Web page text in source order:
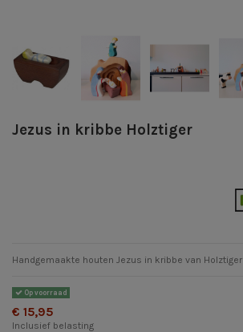
Jezus in kribbe Holztiger
Handgemaakte houten Jezus in kribbe van Holztiger
Op voorraad
€ 15,95
Inclusief belasting